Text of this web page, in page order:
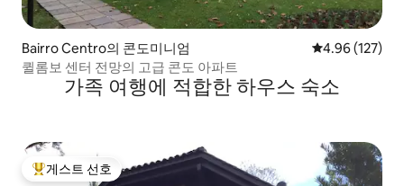
Bairro Centro의 콘도미니엄 평점 4.96점(5
4.96 (127)
퀼롬보 센터 전망의 고급 콘도 아파트
가족 여행에 적합한 하우스 숙소
상위 게스트 선호
게스트 선호